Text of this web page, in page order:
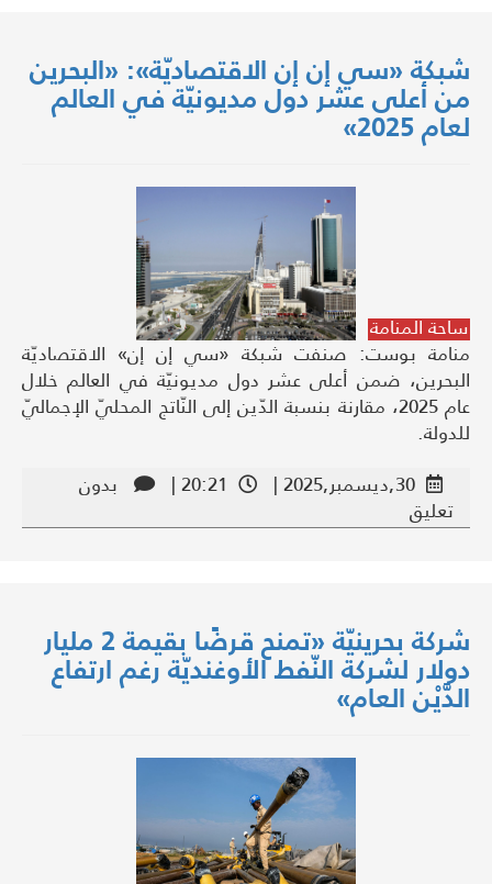
شبكة «سي إن إن الاقتصاديّة»: «البحرين
من أعلى عشر دول مديونيّة في العالم
لعام 2025»
ساحة المنامة
منامة بوست: صنفت شبكة «سي إن إن» الاقتصاديّة
البحرين، ضمن أعلى عشر دول مديونيّة في العالم خلال
عام 2025، مقارنة بنسبة الدّين إلى النّاتج المحليّ الإجماليّ
للدولة.
30,ديسمبر,2025 |
20:21 |
بدون
تعليق
شركة بحرينيّة «تمنح قرضًا بقيمة 2 مليار
دولار لشركة النّفط الأوغنديّة رغم ارتفاع
الدَّيْن العام»